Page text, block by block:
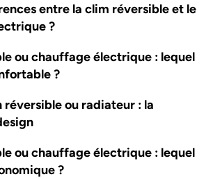
entre la clim réversible et le
?
ou chauffage électrique : lequel
?
ou radiateur : la
ou chauffage électrique : lequel
?